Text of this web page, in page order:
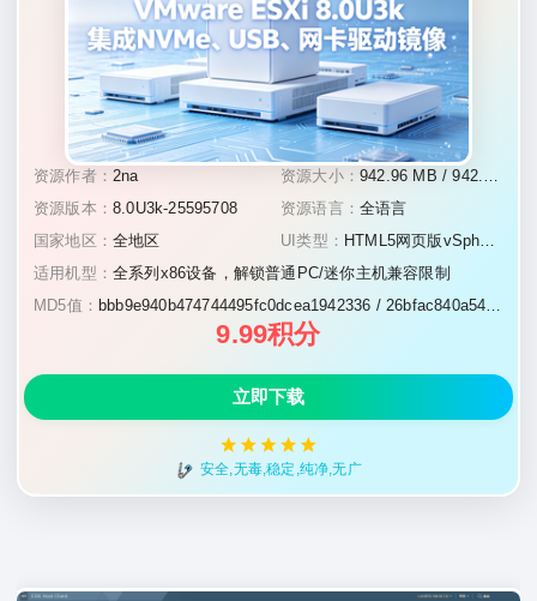
资源作者： 2na 资源大小： 942.96 MB / 942.96 MB / 943.04 MB
资源版本： 8.0U3k-25595708 资源语言： 全语言
国家地区： 全地区 UI类型： HTML5网页版vSphere管理界面
适用机型： 全系列x86设备，解锁普通PC/迷你主机兼容限制
MD5值： bbb9e940b474744495fc0dcea1942336 / 26bfac840a545f70a863ddf8b39cdd3c / 6e5c4d088f6f87a62562c27287ef41ec
9.99积分
立即下载
安全,无毒,稳定,纯净,无广